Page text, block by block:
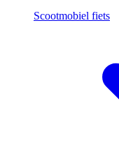
Scootmobiel fiets